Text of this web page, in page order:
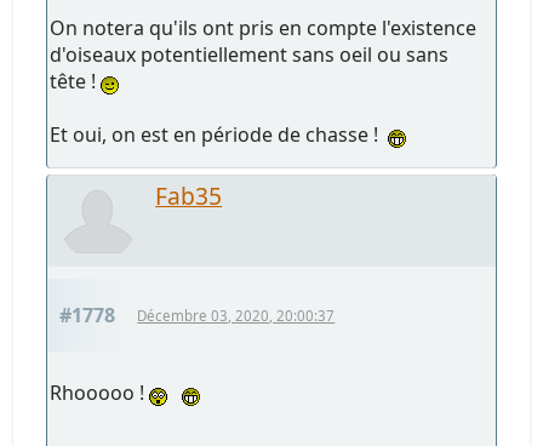
On notera qu'ils ont pris en compte l'existence
d'oiseaux potentiellement sans oeil ou sans
tête !
Et oui, on est en période de chasse !
Fab35
#1778 Décembre 03, 2020, 20:00:37
Rhooooo !